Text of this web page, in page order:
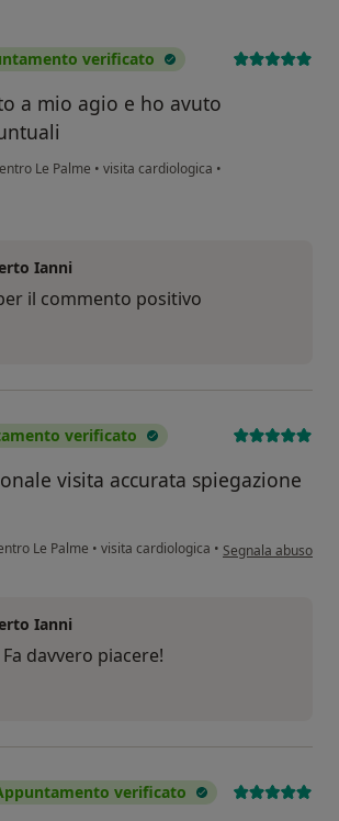
verificato
a mio agio e ho avuto
Le Palme • visita cardiologica •
F DM
Ianni
il commento positivo
verificato
visita accurata spiegazione
Le Palme • visita cardiologica • secondo
Segnala abuso
Ianni
davvero piacere!
verificato